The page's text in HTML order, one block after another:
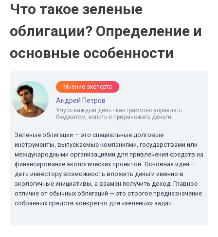
Что такое зеленые
облигации? Определение и
основные особенности
Мнение эксперта
Андрей Петров
Учусь каждый день - как грамотно управлять
бюджетом, копить и приумножать деньги
Зеленые облигации — это специальные долговые
инструменты, выпускаемые компаниями, государствами или
международными организациями для привлечения средств на
финансирование экологических проектов. Основная идея —
дать инвестору возможность вложить деньги именно в
экологичные инициативы, а взамен получить доход. Главное
отличие от обычных облигаций — это строгое предназначение
собранных средств конкретно для «зеленых» задач.